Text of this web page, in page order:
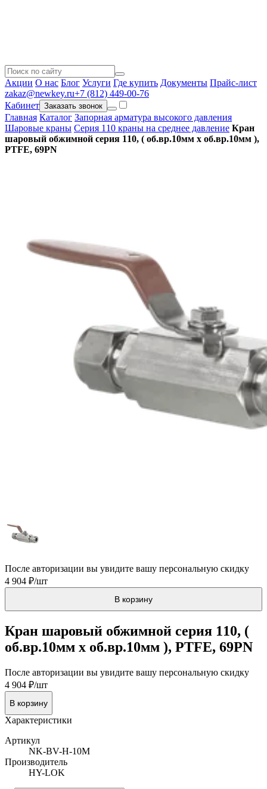
Акции О нас Блог Услуги Где купить Документы Прайс-лист
zakaz@newkey.ru+7 (812) 449-00-76
Кабинет Заказать звонок
Главная Каталог Запорная арматура высокого давления
Шаровые краны Серия 110 краны на среднее давление Кран
шаровый обжимной серия 110, ( об.вр.10мм x об.вр.10мм ),
PTFE, 69PN
После авторизации вы увидите вашу персональную скидку
4 904 ₽/шт
В корзину
Кран шаровый обжимной серия 110, (
об.вр.10мм x об.вр.10мм ), PTFE, 69PN
После авторизации вы увидите вашу персональную скидку
4 904 ₽/шт
В корзину
Характеристики
Артикул
NK-BV-H-10M
Производитель
HY-LOK